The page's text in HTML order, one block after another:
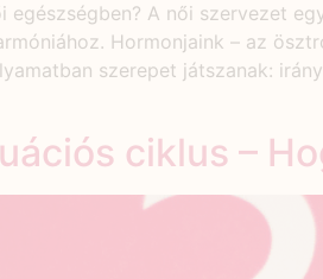
A női szervezet
Hormonjaink – az
szerepet játszanak:
ciklus –